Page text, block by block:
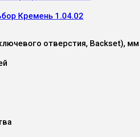
Кремень 1.04.02
отверстия, Backset), мм